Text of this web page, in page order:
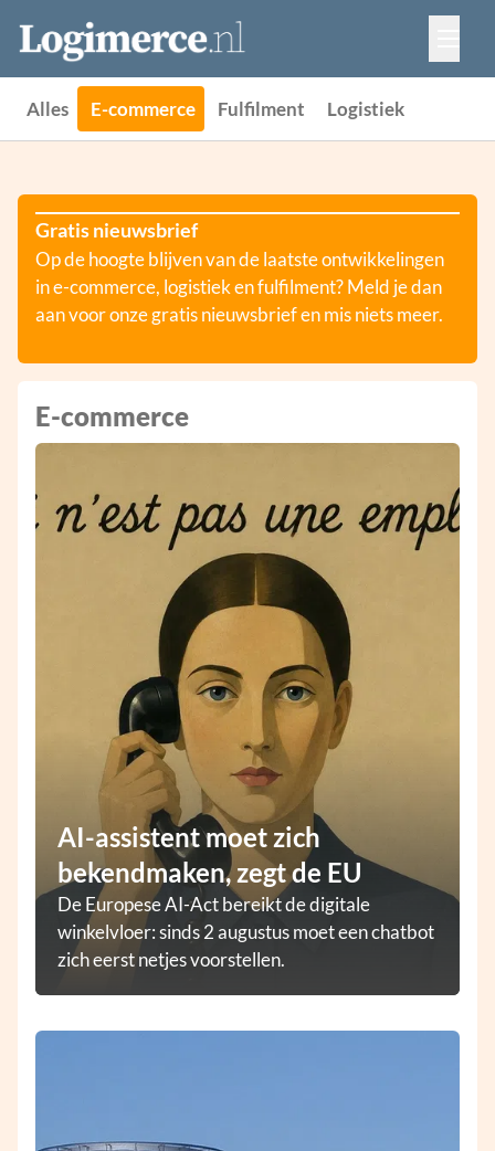
Vacatures
Events
Adverteren
Partners
Alles E-commerce Fulfilment Logistiek
Gratis nieuwsbrief
Op de hoogte blijven van de laatste ontwikkelingen
in e-commerce, logistiek en fulfilment? Meld je dan
aan voor onze gratis nieuwsbrief en mis niets meer.
E-commerce
AI-assistent moet zich
bekendmaken, zegt de EU
De Europese AI-Act bereikt de digitale
winkelvloer: sinds 2 augustus moet een chatbot
zich eerst netjes voorstellen.